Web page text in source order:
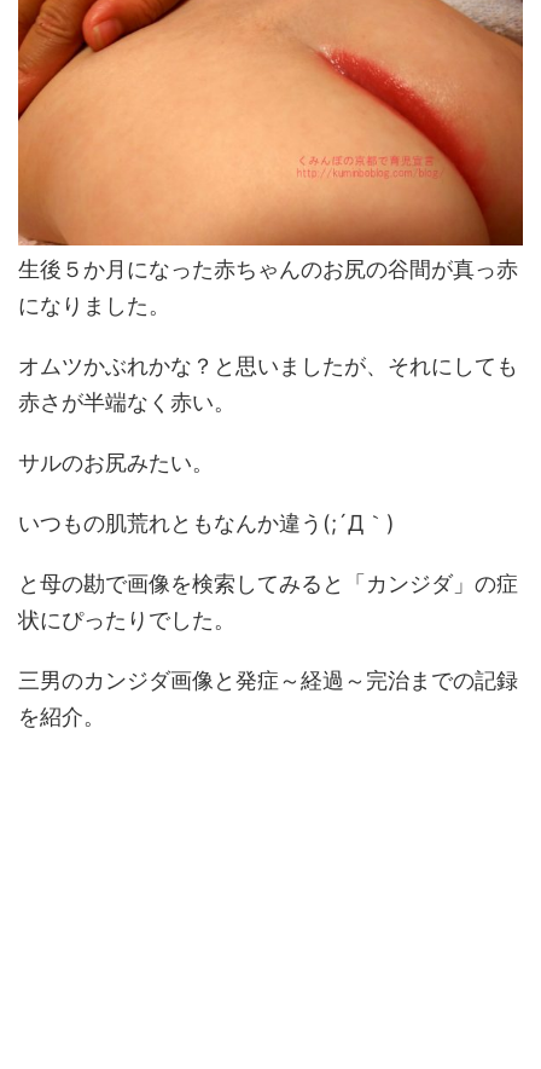
生後５か月になった赤ちゃんのお尻の谷間が真っ赤
になりました。
オムツかぶれかな？と思いましたが、それにしても
赤さが半端なく赤い。
サルのお尻みたい。
いつもの肌荒れともなんか違う(;´Д｀)
と母の勘で画像を検索してみると「カンジダ」の症
状にぴったりでした。
三男のカンジダ画像と発症～経過～完治までの記録
を紹介。